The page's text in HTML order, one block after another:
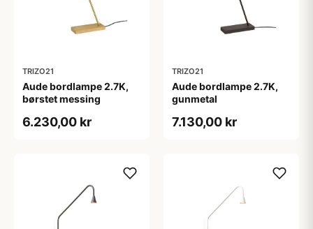
TRIZO21
Aude bordlampe 2.7K,
børstet messing
6.230,00 kr
TRIZO21
Aude bordlampe 2.7K,
gunmetal
7.130,00 kr